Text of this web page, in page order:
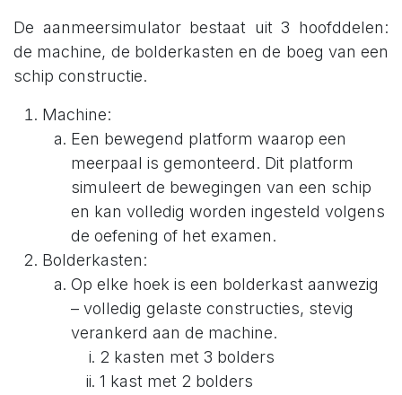
De aanmeersimulator bestaat uit 3 hoofddelen:
de machine, de bolderkasten en de boeg van een
schip constructie.
Machine:
Een bewegend platform waarop een
meerpaal is gemonteerd. Dit platform
simuleert de bewegingen van een schip
en kan volledig worden ingesteld volgens
de oefening of het examen.
Bolderkasten:
Op elke hoek is een bolderkast aanwezig
– volledig gelaste constructies, stevig
verankerd aan de machine.
2 kasten met 3 bolders
1 kast met 2 bolders